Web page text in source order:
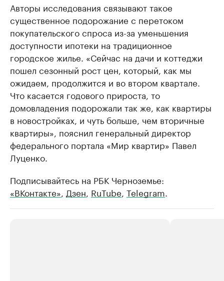
Авторы исследования связывают такое
существенное подорожание с перетоком
покупательского спроса из-за уменьшения
доступности ипотеки на традиционное
городское жилье. «Сейчас на дачи и коттеджи
пошел сезонный рост цен, который, как мы
ожидаем, продолжится и во втором квартале.
Что касается годового прироста, то
домовладения подорожали так же, как квартиры
в новостройках, и чуть больше, чем вторичные
квартиры», пояснил генеральный директор
федерального портала «Мир квартир» Павел
Луценко.
Подписывайтесь на РБК Черноземье:
«ВКонтакте», Дзен, RuTube, Telegram.